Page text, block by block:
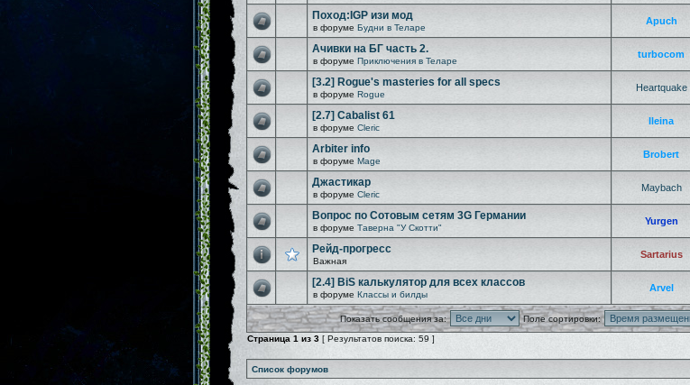
Поход:IGP изи мод
в форуме Будни в Теларе
Apuch
Ачивки на БГ часть 2.
в форуме Приключения в Теларе
turbocom
[3.2] Rogue's masteries for all specs
в форуме Rogue
Heartquake
[2.7] Cabalist 61
в форуме Cleric
Ileina
Arbiter info
в форуме Mage
Brobert
Джастикар
в форуме Cleric
Maybach
Вопрос по Сотовым сетям 3G Германии
в форуме Таверна "У Скотти"
Yurgen
Рейд-прогресс
Важная
Sartarius
[2.4] BiS калькулятор для всех классов
в форуме Классы и билды
Arvel
Показать сообщения за:
Поле сортировки:
Страница 1 из 3 [ Результатов поиска: 59 ]
Список форумов